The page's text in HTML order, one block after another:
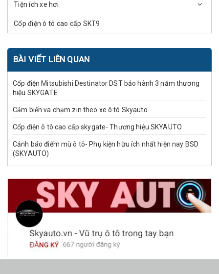
Tiện ích xe hơi
Cốp điện ô tô cao cấp SKT9
BÀI VIẾT LIÊN QUAN
Cốp điện Mitsubishi Destinator DST bảo hành 3 năm thương
hiệu SKYGATE
Cảm biến va chạm zin theo xe ô tô Skyauto
Cốp điện ô tô cao cấp skygate- Thương hiệu SKYAUTO
Cảnh báo điểm mù ô tô- Phụ kiện hữu ích nhất hiện nay BSD
(SKYAUTO)